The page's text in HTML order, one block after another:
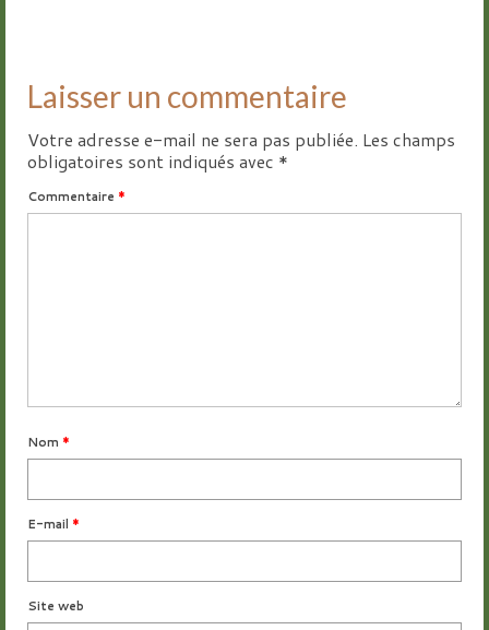
Laisser un commentaire
Votre adresse e-mail ne sera pas publiée. Les champs
obligatoires sont indiqués avec *
Commentaire *
Nom *
E-mail *
Site web